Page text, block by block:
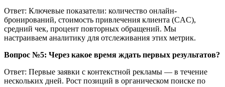
Ответ: Ключевые показатели: количество онлайн-
бронирований, стоимость привлечения клиента (CAC),
средний чек, процент повторных обращений. Мы
настраиваем аналитику для отслеживания этих метрик.
Вопрос №5: Через какое время ждать первых результатов?
Ответ: Первые заявки с контекстной рекламы — в течение
нескольких дней. Рост позиций в органическом поиске по